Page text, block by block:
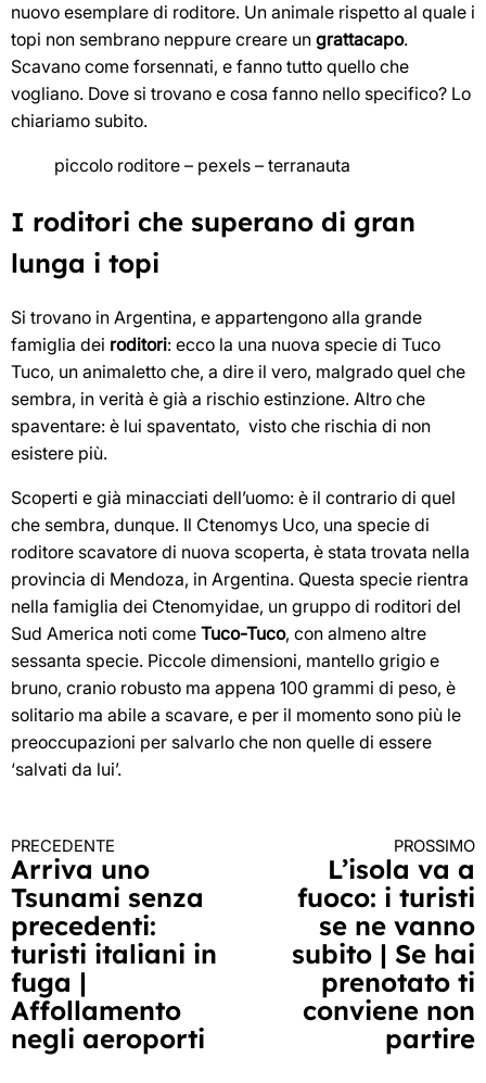
nuovo esemplare di roditore. Un animale rispetto al quale i
topi non sembrano neppure creare un grattacapo.
Scavano come forsennati, e fanno tutto quello che
vogliano. Dove si trovano e cosa fanno nello specifico? Lo
chiariamo subito.
piccolo roditore – pexels – terranauta
I roditori che superano di gran
lunga i topi
Si trovano in Argentina, e appartengono alla grande
famiglia dei roditori: ecco la una nuova specie di Tuco
Tuco, un animaletto che, a dire il vero, malgrado quel che
sembra, in verità è già a rischio estinzione. Altro che
spaventare: è lui spaventato, visto che rischia di non
esistere più.
Scoperti e già minacciati dell’uomo: è il contrario di quel
che sembra, dunque. Il Ctenomys Uco, una specie di
roditore scavatore di nuova scoperta, è stata trovata nella
provincia di Mendoza, in Argentina. Questa specie rientra
nella famiglia dei Ctenomyidae, un gruppo di roditori del
Sud America noti come Tuco-Tuco, con almeno altre
sessanta specie. Piccole dimensioni, mantello grigio e
bruno, cranio robusto ma appena 100 grammi di peso, è
solitario ma abile a scavare, e per il momento sono più le
preoccupazioni per salvarlo che non quelle di essere
‘salvati da lui’.
Continua
a
leggere
PRECEDENTE
Arriva uno
Tsunami senza
precedenti:
turisti italiani in
fuga |
Affollamento
negli aeroporti
PROSSIMO
L’isola va a
fuoco: i turisti
se ne vanno
subito | Se hai
prenotato ti
conviene non
partire